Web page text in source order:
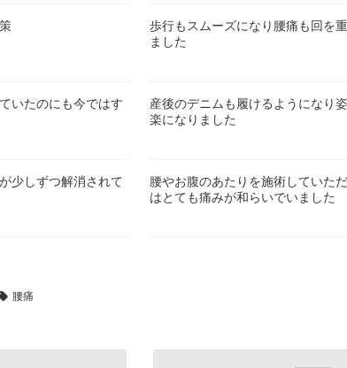
歩行もスムーズになり腰痛も回を
ました
いたのにも今ではす
産後のデニムも履けるようになり
楽になりました
少しずつ解消されて
腰やお腹のあたりを施術していた
はとても痛みが和らいでいました
腰痛